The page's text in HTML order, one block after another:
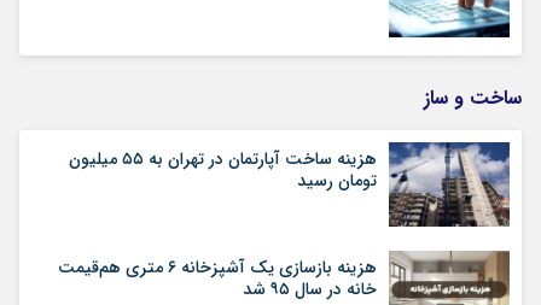
ساخت و ساز
هزینه ساخت آپارتمان در تهران به ۵۵ میلیون
تومان رسید
هزینه بازسازی یک آشپزخانه ۶ متری هم‌قیمت
خانه در سال ۹۵ شد